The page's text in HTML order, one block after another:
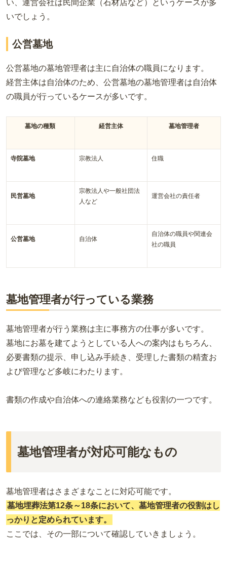
い、運営会社は民間企業（石材店など）というケースが多
いでしょう。
公営墓地
公営墓地の墓地管理者は主に自治体の職員になります。
経営主体は自治体のため、公営墓地の墓地管理者は自治体
の職員が行っているケースが多いです。
墓地の種類 経営主体 墓地管理者
寺院墓地 宗教法人 住職
民営墓地
宗教法人や一般社団法
人など
運営会社の責任者
公営墓地 自治体
自治体の職員や関連会
社の職員
墓地管理者が行っている業務
墓地管理者が行う業務は主に事務方の仕事が多いです。
墓地にお墓を建てようとしている人への案内はもちろん、
必要書類の提示、申し込み手続き、受理した書類の精査お
よび管理など多岐にわたります。
書類の作成や自治体への連絡業務なども役割の一つです。
墓地管理者が対応可能なもの
墓地管理者はさまざまなことに対応可能です。
墓地埋葬法第12条～18条において、墓地管理者の役割はし
っかりと定められています。
ここでは、その一部について確認していきましょう。